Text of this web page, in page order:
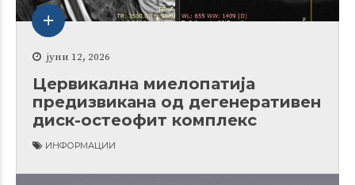
јуни 12, 2026
Цервикална миелопатија
предизвикана од дегенеративен
диск-остеофит комплекс
ИНФОРМАЦИИ